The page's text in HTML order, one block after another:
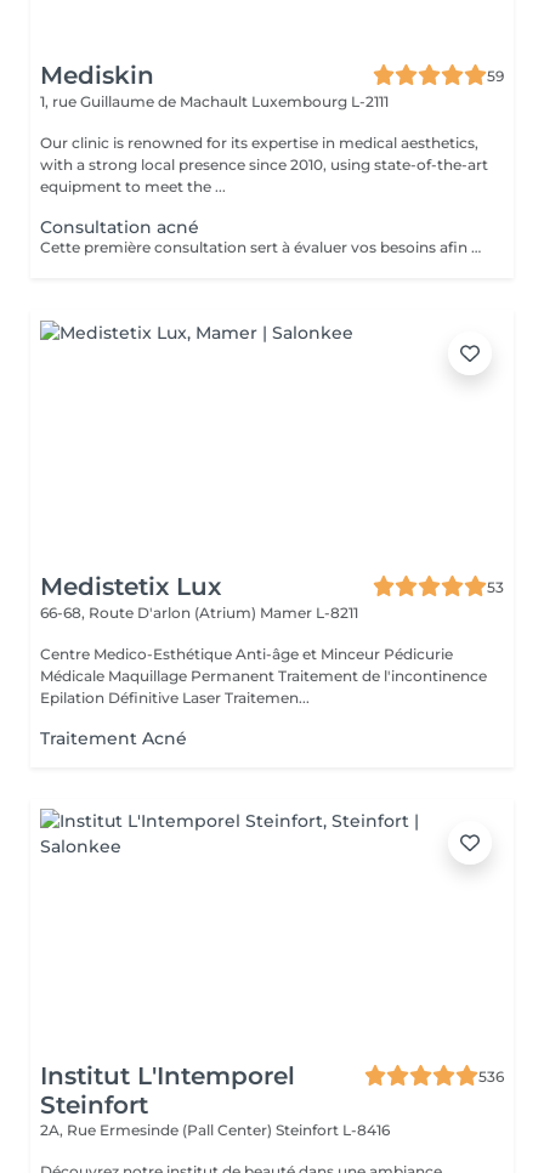
Mediskin
59
1, rue Guillaume de Machault Luxembourg L-2111
Our clinic is renowned for its expertise in medical aesthetics,
with a strong local presence since 2010, using state-of-the-art
equipment to meet the ...
Consultation acné
Cette première consultation sert à évaluer vos besoins afin de vous guider vers les soins sur mesure qui répondront au mieux. À cette occasion, toutes les informations nécessaires, telles que les contre-indications, les résultats attendus et autres détails importants, vous seront fournies pour assurer une prise en charge optimale et vous garantir un suivi personnalisé.
Medistetix Lux
53
66-68, Route D'arlon (Atrium) Mamer L-8211
Centre Medico-Esthétique Anti-âge et Minceur Pédicurie
Médicale Maquillage Permanent Traitement de l'incontinence
Epilation Définitive Laser Traitemen...
Traitement Acné
Institut L'Intemporel
Steinfort
536
2A, Rue Ermesinde (Pall Center) Steinfort L-8416